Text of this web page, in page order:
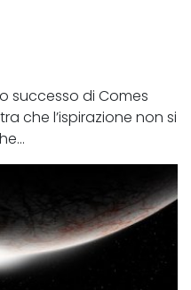
successo di Comes
che l’ispirazione non si